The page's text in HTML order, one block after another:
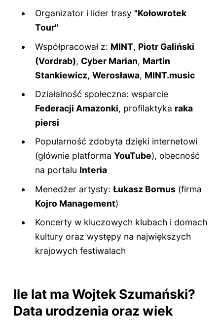
Organizator i lider trasy"Kołowrotek
Tour"
Współpracował z: MINT, Piotr Galiński
(Vordrab), Cyber Marian, Martin
Stankiewicz,Werosława, MINT.music
Działalność społeczna: wsparcie
Federacji Amazonki, profilaktyka raka
piersi
Popularność zdobyta dzięki internetowi
(głównie platformaYouTube), obecność
na portalu Interia
Menedżer artysty:Łukasz Bornus (firma
Kojro Management)
Koncerty w kluczowych klubach i domach
kultury oraz występy na największych
krajowych festiwalach
Ile lat ma Wojtek Szumański?
Data urodzenia oraz wiek